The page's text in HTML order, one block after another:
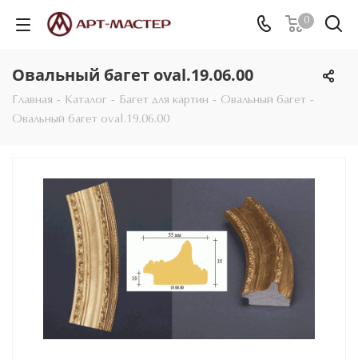
0
Овальный багет oval.19.06.00
Главная - Каталог - Багет для картин - Овальный багет -
Овальный багет oval.19.06.00